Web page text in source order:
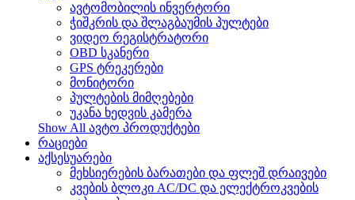
ავტომობილის ინვერტორი
ჭიშკრის და შლაგბაუმის პულტები
ვიდეო რეგისტრატორი
OBD სკანერი
GPS ტრეკერები
მონიტორი
პულტების მიმღებები
უკანა ხედვის კამერა
Show All ავტო პროდუქტები
რაციები
აქსესუარები
მეხსიერების ბარათები და ფლეშ დრაივები
კვების ბლოკი AC/DC და ელექტროკვების